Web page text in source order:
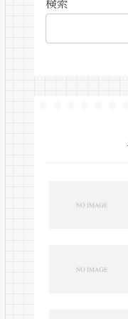
検索